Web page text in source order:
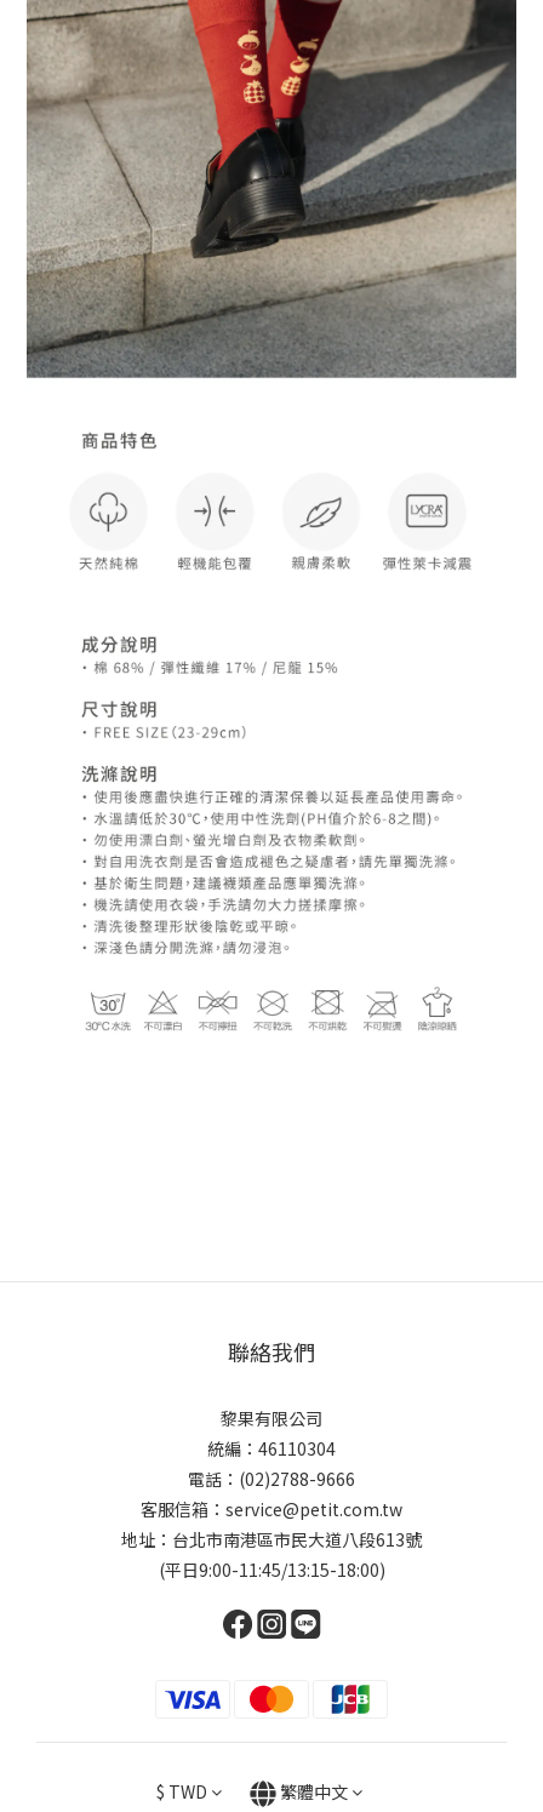
聯絡我們
黎果有限公司
統編：46110304
電話：(02)2788-9666
客服信箱：service@petit.com.tw
地址：台北市南港區市民大道八段613號
(平日9:00-11:45/13:15-18:00)
$ TWD 繁體中文